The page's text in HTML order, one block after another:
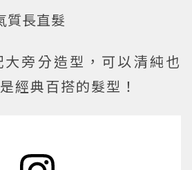
質長直髮
旁分造型，可以清純也
經典百搭的髮型！